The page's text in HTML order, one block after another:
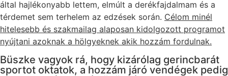
által hajlékonyabb lettem, elmúlt a derékfajdalmam és a
térdemet sem terhelem az edzések során. Célom minél
hitelesebb és szakmailag alaposan kidolgozott programot
nyújtani azoknak a hölgyeknek akik hozzám fordulnak.
Büszke vagyok rá, hogy kizárólag gerincbarát
sportot oktatok, a hozzám járó vendégek pedig